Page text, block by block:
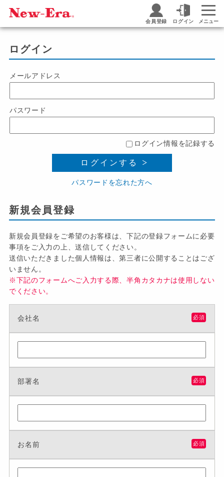
会員登録 ログイン メニュー
ログイン
メールアドレス
パスワード
ログイン情報を記録する
ログインする
パスワードを忘れた方へ
新規会員登録
新規会員登録をご希望のお客様は、下記の登録フォームに必要
事項をご入力の上、送信してください。
送信いただきました個人情報は、第三者に公開することはござ
いません。
※下記のフォームへご入力する際、半角カタカナは使用しない
でください。
会社名 必須
部署名 必須
お名前 必須